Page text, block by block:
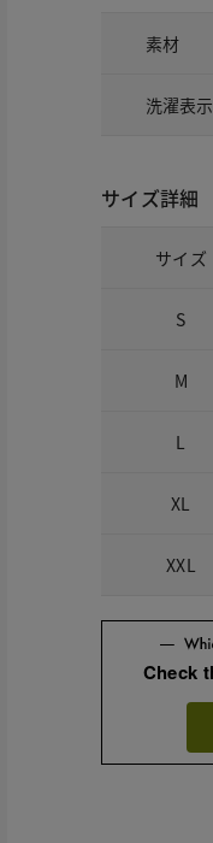
素材
洗濯表示
サイズ詳細
サイズ
S
M
L
XL
XXL
Check